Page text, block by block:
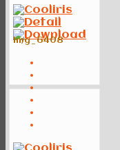
img_6408